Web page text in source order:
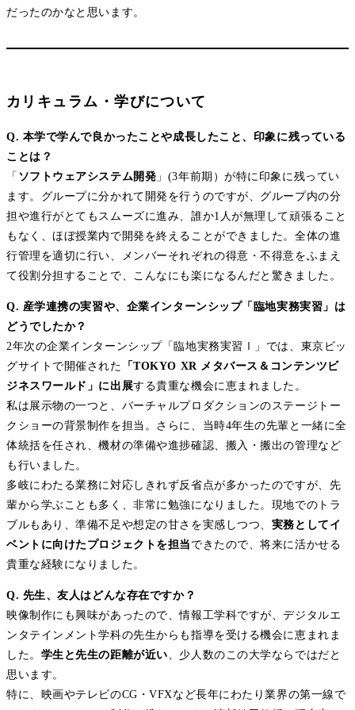
だったのかなと思います。
カリキュラム・学びについて
Q. 本学で学んで良かったことや成長したこと、印象に残っている
ことは？
「 ソフトウェアシステム開発 」(3年前期）が特に印象に残ってい
ます。グループに分かれて開発を行うのですが、グループ内の分
担や進行がとてもスムーズに進み、誰か1人が無理して頑張ること
もなく、ほぼ授業内で開発を終えることができました。全体の進
行管理を適切に行い、メンバーそれぞれの得意・不得意をふまえ
て役割分担することで、こんなにも楽になるんだと驚きました。
Q. 産学連携の実習や、企業インターンシップ「臨地実務実習」は
どうでしたか？
2年次の企業インターンシップ「臨地実務実習Ⅰ」では、東京ビッ
グサイトで開催された
「TOKYO XR メタバース＆コンテンツビ
ジネスワールド」に出展する貴重な機会に恵まれました。
私は展示物の一つと、バーチャルプロダクションのステージトー
クショーの背景制作を担当。さらに、当時4年生の先輩と一緒に全
体統括を任され、機材の準備や進捗確認、搬入・搬出の管理など
も行いました。
多岐にわたる業務に対応しきれず反省点が多かったのですが、先
輩から学ぶことも多く、非常に勉強になりました。現地でのトラ
ブルもあり、準備不足や想定の甘さを実感しつつ、 実務としてイ
ベントに向けたプロジェクトを担当 できたので、将来に活かせる
貴重な経験になりました。
Q. 先生、友人はどんな存在ですか？
映像制作にも興味があったので、情報工学科ですが、デジタルエ
ンタテインメント学科の先生からも指導を受ける機会に恵まれま
した。 学生と先生の距離が近い、少人数のこの大学ならではだと
思います。
特に、映画やテレビのCG・VFXなど長年にわたり業界の第一線で